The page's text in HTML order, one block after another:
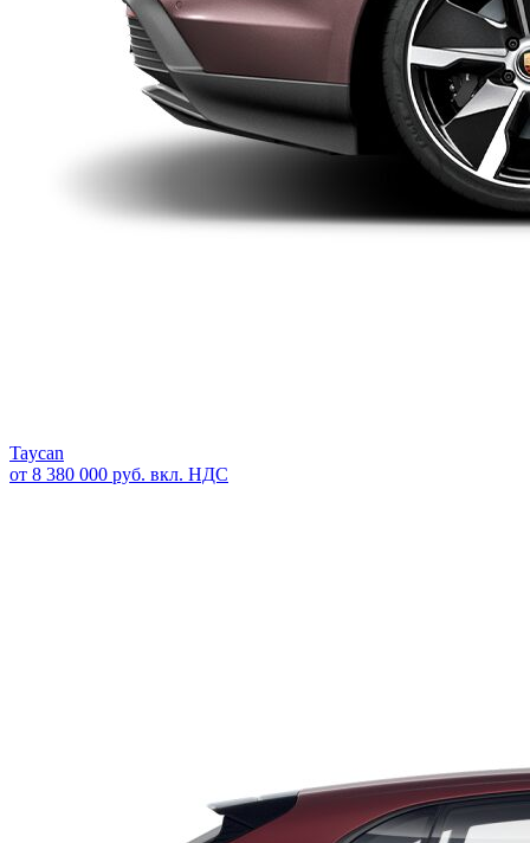
Taycan
от 8 380 000 руб. вкл. НДС